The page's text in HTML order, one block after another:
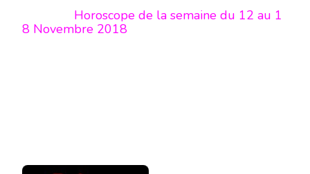
Horoscope de la semaine du 12 au 1
8 Novembre 2018